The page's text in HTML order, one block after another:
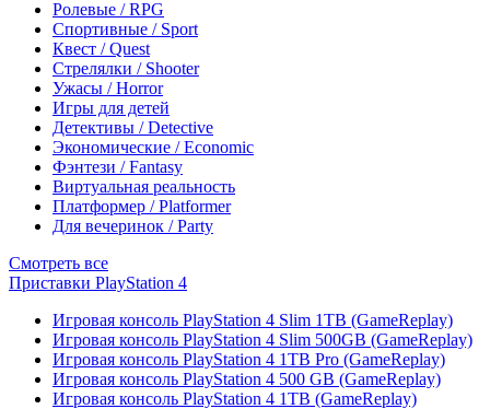
Ролевые / RPG
Спортивные / Sport
Квест / Quest
Стрелялки / Shooter
Ужасы / Horror
Игры для детей
Детективы / Detective
Экономические / Economic
Фэнтези / Fantasy
Виртуальная реальность
Платформер / Platformer
Для вечеринок / Party
Смотреть все
Приставки PlayStation 4
Игровая консоль PlayStation 4 Slim 1TB (GameReplay)
Игровая консоль PlayStation 4 Slim 500GB (GameReplay)
Игровая консоль PlayStation 4 1TB Pro (GameReplay)
Игровая консоль PlayStation 4 500 GB (GameReplay)
Игровая консоль PlayStation 4 1TB (GameReplay)